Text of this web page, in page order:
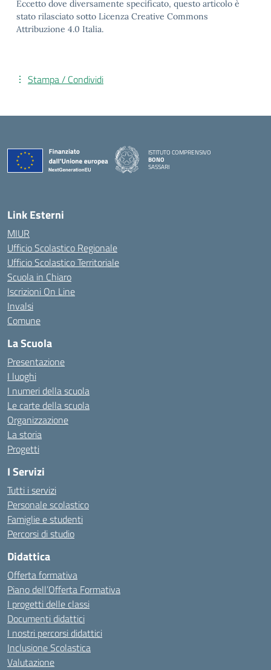
Eccetto dove diversamente specificato, questo articolo è
stato rilasciato sotto Licenza Creative Commons
Attribuzione 4.0 Italia.
Stampa / Condividi
ISTITUTO COMPRENSIVO
BONO
SASSARI
Link Esterni
MIUR
Ufficio Scolastico Regionale
Ufficio Scolastico Territoriale
Scuola in Chiaro
Iscrizioni On Line
Invalsi
Comune
La Scuola
Presentazione
I luoghi
I numeri della scuola
Le carte della scuola
Organizzazione
La storia
Progetti
I Servizi
Tutti i servizi
Personale scolastico
Famiglie e studenti
Percorsi di studio
Didattica
Offerta formativa
Piano dell’Offerta Formativa
I progetti delle classi
Documenti didattici
I nostri percorsi didattici
Inclusione Scolastica
Valutazione